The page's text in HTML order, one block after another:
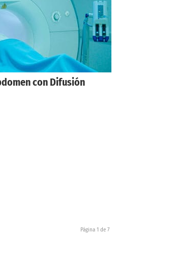
con Difusión
Página 1 de 7